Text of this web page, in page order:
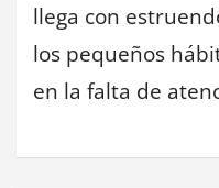
llega con
los pequeños
en la falta de